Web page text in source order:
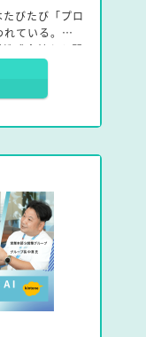
びたび「プロ
ている。
式会社から開
ートナーであ
の金春氏
システム
システム開
な活用方法、
AIと共存して